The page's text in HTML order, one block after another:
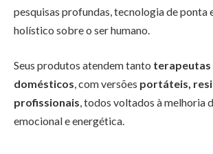
pesquisas profundas, tecnologia de ponta
holístico sobre o ser humano.
Seus produtos atendem tanto terapeutas
domésticos, com versões portáteis,
profissionais, todos voltados à melhoria
emocional e energética.